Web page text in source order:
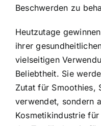
Beschwerden zu
Heutzutage
ihrer
vielseitigen
Beliebtheit. Sie
Zutat für Smoothies,
verwendet, sondern
Kosmetikindustrie